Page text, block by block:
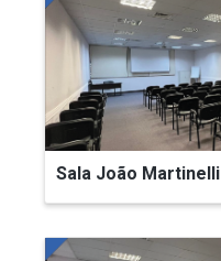
Sala João Martinelli